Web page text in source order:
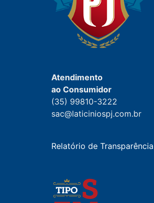
Atendimento
ao Consumidor
(35) 99810-3222
sac@laticiniospj.com.br
Relatório de